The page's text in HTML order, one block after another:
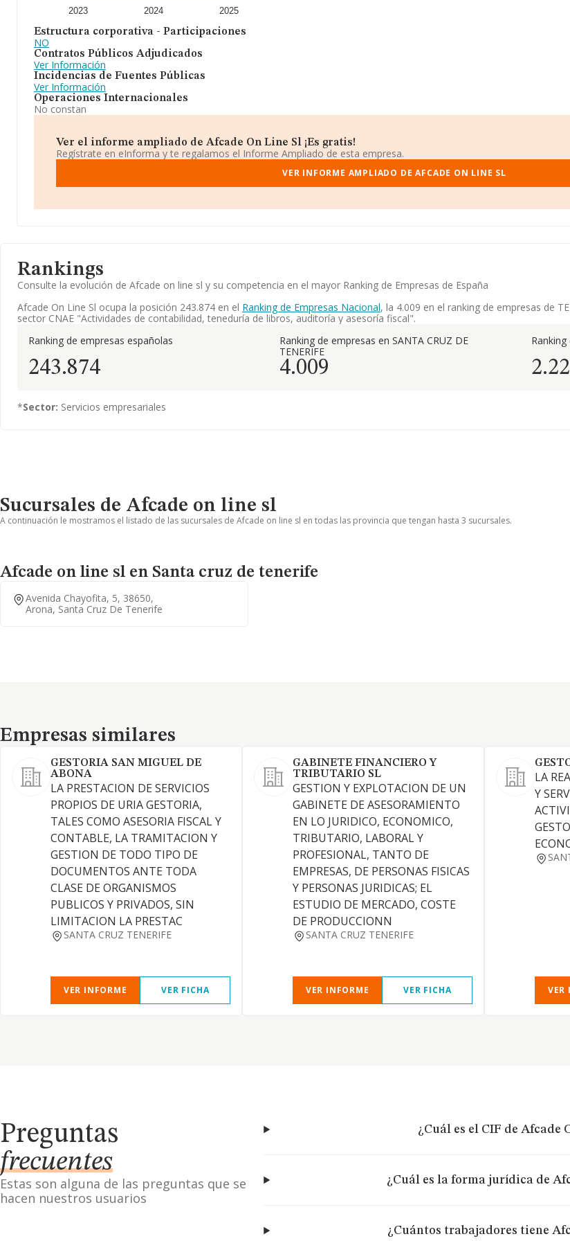
2023 2024 2025
Estructura corporativa - Participaciones
NO
Contratos Públicos Adjudicados
Ver Información
Incidencias de Fuentes Públicas
Ver Información
Operaciones Internacionales
No constan
Ver el informe ampliado de Afcade On Line Sl ¡Es gratis!
Regístrate en eInforma y te regalamos el Informe Ampliado de esta empresa.
VER INFORME AMPLIADO DE AFCADE ON LINE SL
Rankings
Consulte la evolución de Afcade on line sl y su competencia en el mayor Ranking de Empresas de España
Afcade On Line Sl ocupa la posición 243.874 en el Ranking de Empresas Nacional, la 4.009 en el ranking de empresas de
sector CNAE "Actividades de contabilidad, teneduría de libros, auditoría y asesoría fiscal".
Ranking de empresas españolas
243.874
Ranking de empresas en SANTA CRUZ DE
TENERIFE
4.009
*Sector: Servicios empresariales
Sucursales de Afcade on line sl
A continuación le mostramos el listado de las sucursales de Afcade on line sl en todas las provincia que tengan hasta 3 sucursales.
Afcade on line sl en Santa cruz de tenerife
Avenida Chayofita, 5, 38650,
Arona, Santa Cruz De Tenerife
Empresas similares
Empresas similares
GESTORIA SAN MIGUEL DE
ABONA
LA PRESTACION DE SERVICIOS
PROPIOS DE URIA GESTORIA,
TALES COMO ASESORIA FISCAL Y
CONTABLE, LA TRAMITACION Y
GESTION DE TODO TIPO DE
DOCUMENTOS ANTE TODA
CLASE DE ORGANISMOS
PUBLICOS Y PRIVADOS, SIN
LIMITACION LA PRESTAC
SANTA CRUZ TENERIFE
VER INFORME VER FICHA
GABINETE FINANCIERO Y
TRIBUTARIO SL
GESTION Y EXPLOTACION DE UN
GABINETE DE ASESORAMIENTO
EN LO JURIDICO, ECONOMICO,
TRIBUTARIO, LABORAL Y
PROFESIONAL, TANTO DE
EMPRESAS, DE PERSONAS FISICAS
Y PERSONAS JURIDICAS; EL
ESTUDIO DE MERCADO, COSTE
DE PRODUCCIONN
SANTA CRUZ TENERIFE
VER INFORME VER FICHA
LA
Y
VER
Preguntas
frecuentes
Estas son alguna de las preguntas que se
hacen nuestros usuarios
¿Cuál es el CIF de Afcade
¿Cuál es la forma jurídica de
¿Cuántos trabajadores tiene